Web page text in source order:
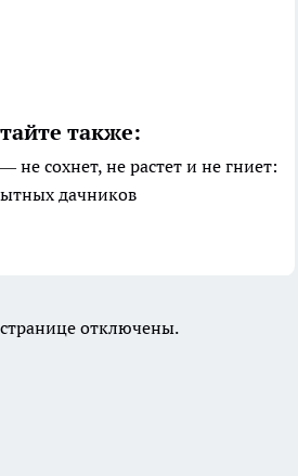
также:
не сохнет, не растет и не гниет:
дачников
отключены.